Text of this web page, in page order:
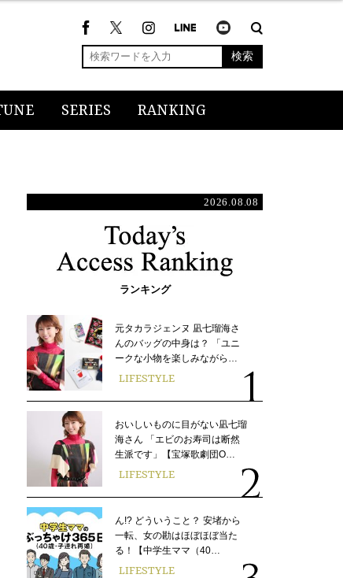
検索
SERIES RANKING
2026.08.08
ランキング
元タカラジェンヌ 凪七瑠海さ
んのバッグの中身は？ 「ユニ
ークな小物を楽しみながら…
LIFESTYLE
おいしいものに目がない凪七瑠
海さん 「エビのお寿司は断然
生派です」【宝塚歌劇団O…
LIFESTYLE
ん!? どういうこと？ 安堵から
一転、女の勘はほぼほぼ当た
る！【中学生ママ（40…
LIFESTYLE